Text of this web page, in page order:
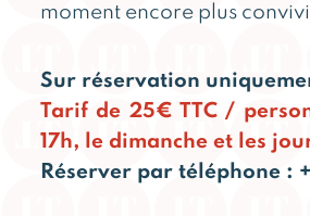
moment encore plus
Sur réservation
Tarif de 25€ TTC /
17h, le dimanche et les
Réserver par téléphone :